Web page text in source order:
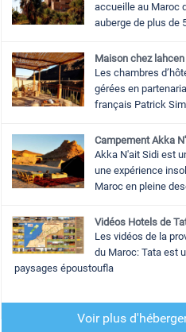
accueille au Maroc
auberge de plus de
Maison chez lahcen
Les chambres
gérées en
français Patrick
Campement Akka
Akka N'ait Sidi est
une expérience
Maroc en pleine
Vidéos Hotels de
Les vidéos de la
du Maroc: Tata est
paysages époustoufla
Voir plus